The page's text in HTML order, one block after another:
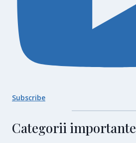
Subscribe
Categorii importante